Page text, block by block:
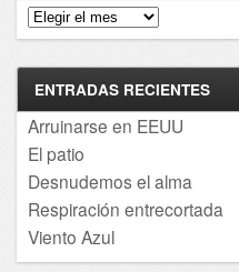
Archivos
ENTRADAS RECIENTES
Arruinarse en EEUU
El patio
Desnudemos el alma
Respiración entrecortada
Viento Azul